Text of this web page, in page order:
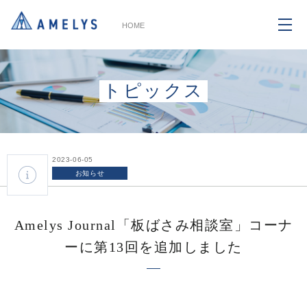
HOME
トピックス
2023-06-05
お知らせ
Amelys Journal「板ばさみ相談室」コーナ
ーに第13回を追加しました